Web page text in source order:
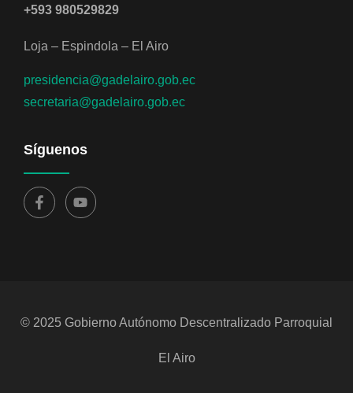
+593 980529829
Loja – Espindola – El Airo
presidencia@gadelairo.gob.ec
secretaria@gadelairo.gob.ec
Síguenos
© 2025 Gobierno Autónomo Descentralizado Parroquial
El Airo